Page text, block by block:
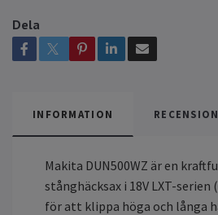
Dela
INFORMATION
Makita DUN500WZ är en
stånghäcksax i 18V LXT-serien
för att klippa höga och långa